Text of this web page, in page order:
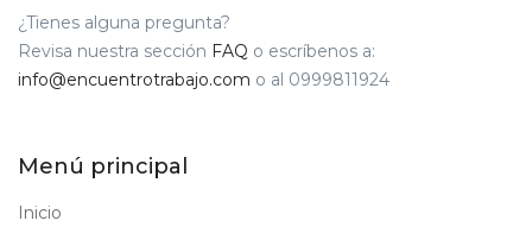
¿Tienes alguna pregunta?
Revisa nuestra sección FAQ o escríbenos a:
info@encuentrotrabajo.com o al 0999811924
Menú principal
Inicio